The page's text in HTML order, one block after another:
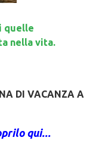
quelle
nella vita.
DI VACANZA A
qui...